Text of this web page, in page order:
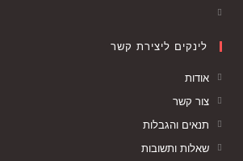
לינקים ליצירת קשר
אודות
צור קשר
תנאים והגבלות
שאלות ותשובות